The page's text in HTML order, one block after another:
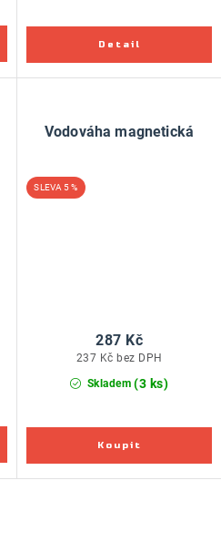
Vodováha magnetická
5 %
Skladem (3 ks)
237 Kč bez DPH
287 Kč